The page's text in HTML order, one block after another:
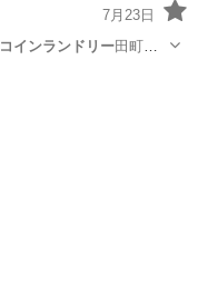
7月23日
コインランドリー田町